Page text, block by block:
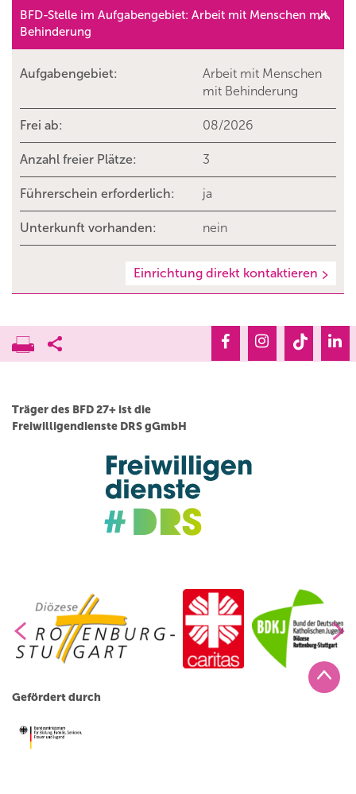
BFD-Stelle im Aufgabengebiet: Arbeit mit Menschen mit
Behinderung
Aufgabengebiet:
Arbeit mit Menschen
mit Behinderung
Frei ab: 08/2026
Anzahl freier Plätze: 3
Führerschein erforderlich: ja
Unterkunft vorhanden: nein
Einrichtung direkt kontaktieren
Träger des BFD 27+ ist die
Freiwilligendienste DRS gGmbH
Gefördert durch